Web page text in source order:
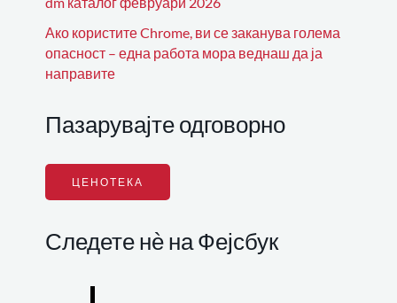
Ако користите Chrome, ви се заканува голема
опасност – една работа мора веднаш да ја
направите
Пазарувајте одговорно
ЦЕНОТЕКА
Следете нѐ на Фејсбук